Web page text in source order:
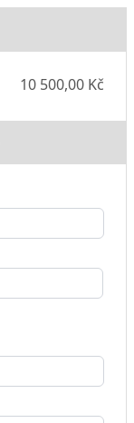
10 500,00 Kč